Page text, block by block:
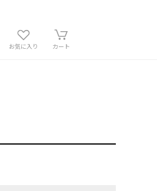
お気に入り カート